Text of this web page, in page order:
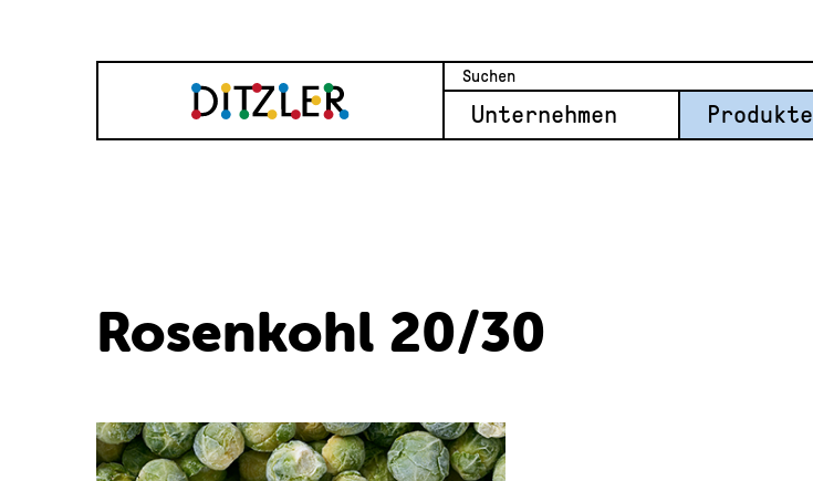
Unternehmen Produkte
Rosenkohl 20/30